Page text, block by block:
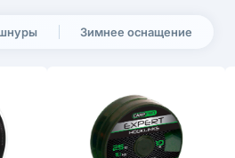
Зимнее оснащение